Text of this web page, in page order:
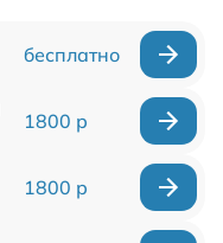
бесплатно
1800 р
1800 р